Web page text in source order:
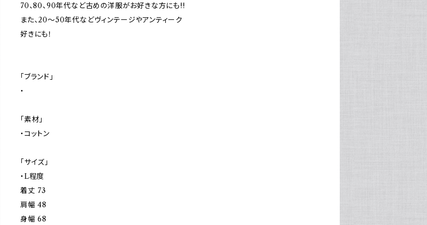
70、80、90年代など古めの洋服がお好きな方にも!!
また、20～50年代などヴィンテージやアンティーク
好きにも！
「ブランド」
・
「素材」
・コットン
「サイズ」
・L程度
着丈 73
肩幅 48
身幅 68